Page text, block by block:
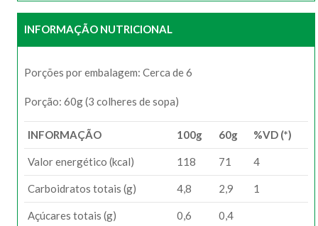
INFORMAÇÃO NUTRICIONAL
Porções por embalagem: Cerca de 6
Porção: 60g (3 colheres de sopa)
INFORMAÇÃO 100g 60g %VD (*)
Valor energético (kcal) 118 71 4
Carboidratos totais (g) 4,8 2,9 1
Açúcares totais (g) 0,6 0,4